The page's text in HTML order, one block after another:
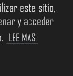
este sitio,
y acceder
LEE MAS
Mayak Game Studios
de Epic Games, Inc.